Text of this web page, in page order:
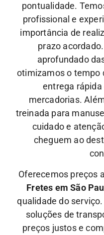
pontualidade.
profissional e
importância de
prazo
aprofundado
otimizamos o tempo
entrega
mercadorias.
treinada para
cuidado e
cheguem ao
Oferecemos preços
Fretes em São
qualidade do
soluções de
preços justos e